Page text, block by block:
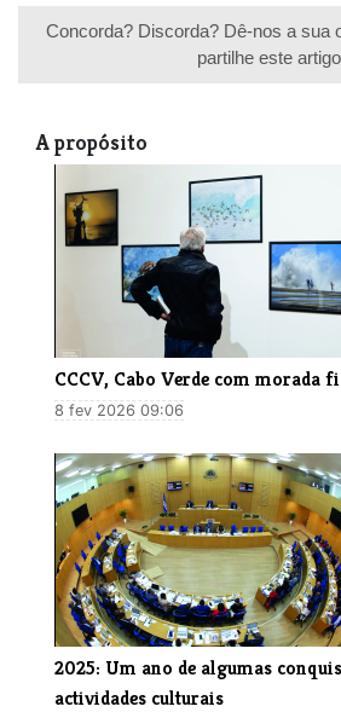
Concorda? Discorda? Dê-nos a sua
partilhe este
A propósito
CCCV, Cabo Verde com morada
8 fev 2026 09:06
2025: Um ano de algumas
actividades culturais